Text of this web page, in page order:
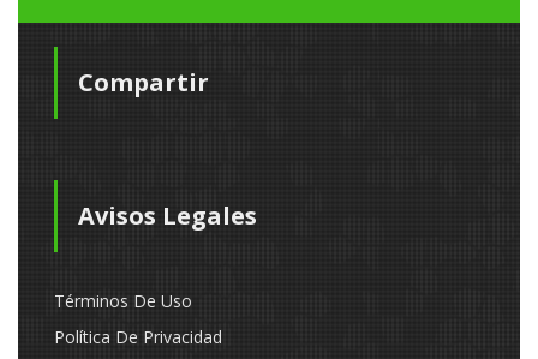
Compartir
Avisos Legales
Términos De Uso
Política De Privacidad